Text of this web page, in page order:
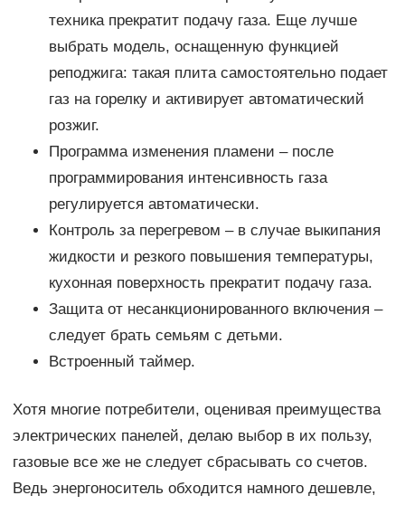
техника прекратит подачу газа. Еще лучше
выбрать модель, оснащенную функцией
реподжига: такая плита самостоятельно подает
газ на горелку и активирует автоматический
розжиг.
Программа изменения пламени – после
программирования интенсивность газа
регулируется автоматически.
Контроль за перегревом – в случае выкипания
жидкости и резкого повышения температуры,
кухонная поверхность прекратит подачу газа.
Защита от несанкционированного включения –
следует брать семьям с детьми.
Встроенный таймер.
Хотя многие потребители, оценивая преимущества
электрических панелей, делаю выбор в их пользу,
газовые все же не следует сбрасывать со счетов.
Ведь энергоноситель обходится намного дешевле,